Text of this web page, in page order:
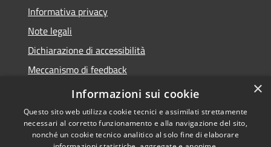
Informativa privacy
Note legali
Dichiarazione di accessibilità
Meccanismo di feedback
Whistleblowing
×
Informazioni sui cookie
Questo sito web utilizza cookie tecnici e assimilati strettamente
necessari al corretto funzionamento e alla navigazione del sito,
nonché un cookie tecnico analitico al solo fine di elaborare